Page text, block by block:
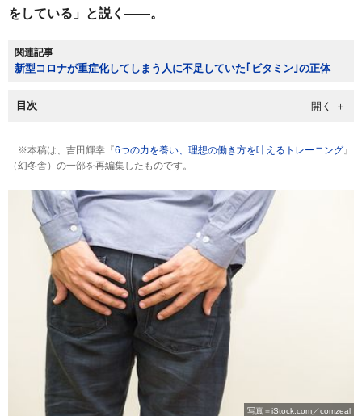
をしている」と説く——。
関連記事
新型コロナが重症化してしまう人に不足していた｢ビタミン｣の正体
目次
※本稿は、吉田輝幸『6つの力を養い、理想の働き方を叶えるトレーニング 』
（幻冬舎）の一部を再編集したものです。
写真＝iStock.com／comzeal